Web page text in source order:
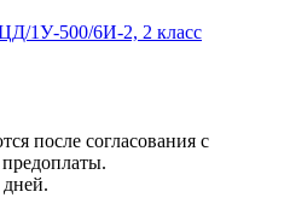
1У-500/6И-2, 2 класс
после согласования с